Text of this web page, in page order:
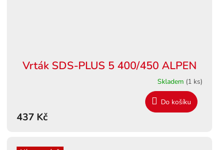
Vrták SDS-PLUS 5 400/450 ALPEN
Skladem (1 ks)
437 Kč
Do košíku